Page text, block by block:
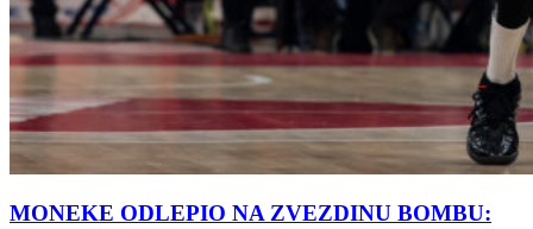
MONEKE ODLEPIO NA ZVEZDINU BOMBU: